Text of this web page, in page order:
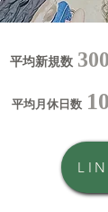
平均月休日数 10
平均新規数 300